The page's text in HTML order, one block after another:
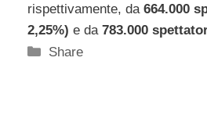
rispettivamente, da664.000
2,25%) e da 783.000
Categorie
Share